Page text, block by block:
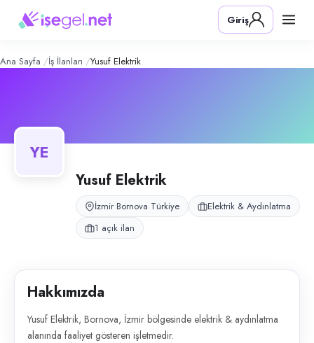
Elektrik – Şirket Profili
Konum:
Yusuf Elektrik, Bornova, İzmir bölgesinde elektrik & aydınlatma
Giriş
Ana Sayfa İş İlanları Yusuf Elektrik
YE
Yusuf Elektrik
İzmir Bornova Türkiye
Elektrik & Aydınlatma
1 açık ilan
Hakkımızda
Yusuf Elektrik, Bornova, İzmir bölgesinde elektrik & aydınlatma
alanında faaliyet gösteren işletmedir.